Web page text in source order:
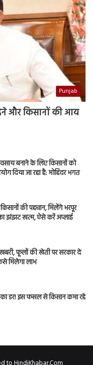
Punjab
और किसानों की आय
बनाने के लिए किसानों को
दिया जा रहा है: मोहिंदर भगत
की पहचान, मिलेंगे भरपूर
का झंझट खत्म, ऐसे करें अप्लाई
फूलों की खेती पर सरकार दे
मिलेगा लाभ
डर! इस फसल से किसान कमा रहे